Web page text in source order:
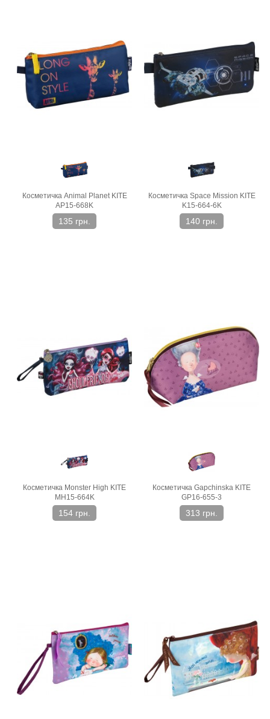
Косметичка Animal Planet KITE
AP15-668K
135 грн.
Косметичка Space Mission KITE
K15-664-6K
140 грн.
Косметичка Monster High KITE
MH15-664K
154 грн.
Косметичка Gapchinska KITE
GP16-655-3
313 грн.